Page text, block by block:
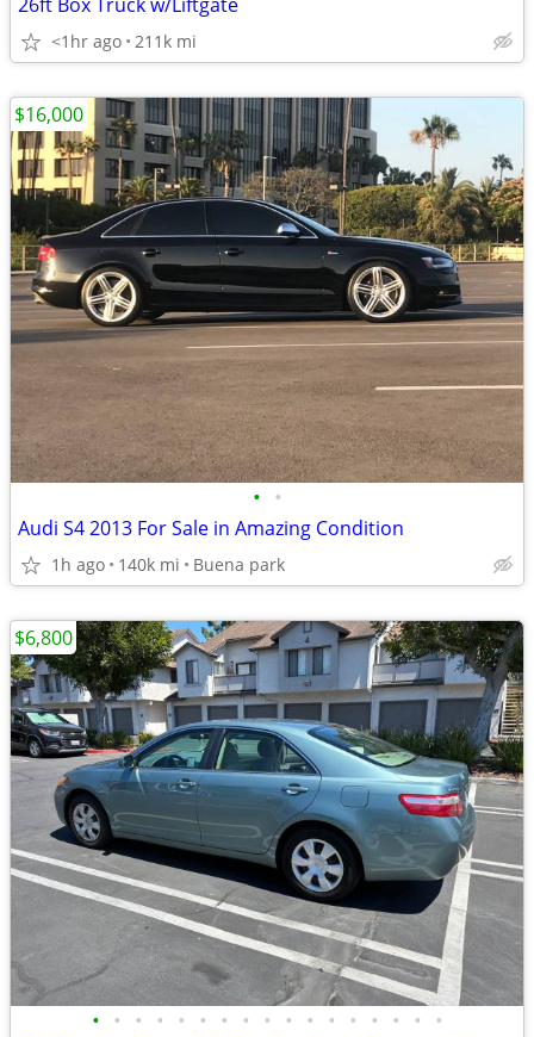
<1hr ago 211k mi
• •
Audi S4 2013 For Sale in Amazing Condition
1h ago 140k mi Buena park
$16,000
• • • • • • • • • • • • • • • • •
$6,800